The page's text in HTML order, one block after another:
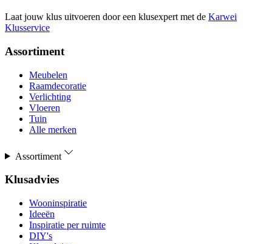
Laat jouw klus uitvoeren door een klusexpert met de Karwei
Klusservice
Assortiment
Meubelen
Raamdecoratie
Verlichting
Vloeren
Tuin
Alle merken
Assortiment
Klusadvies
Wooninspiratie
Ideeën
Inspiratie per ruimte
DIY's